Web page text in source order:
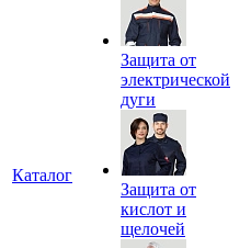
Каталог
Защита от
электрической
дуги
Защита от
кислот и
щелочей